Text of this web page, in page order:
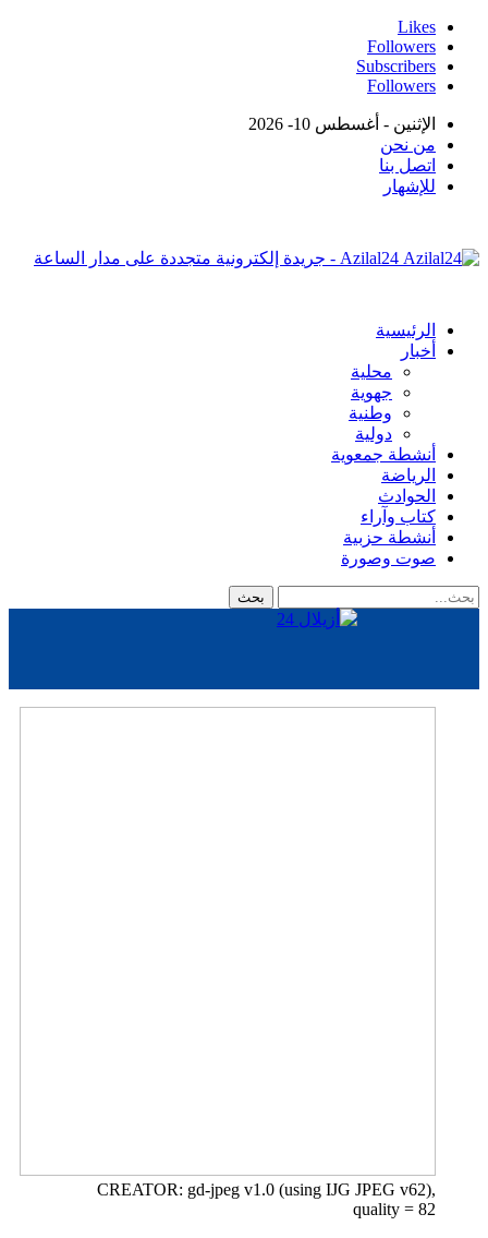
Likes
Followers
Subscribers
Followers
الإثنين - أغسطس 10- 2026
من نحن
اتصل بنا
للإشهار
Azilal24 - جريدة إلكترونية متجددة على مدار الساعة
الرئيسية
أخبار
محلية
جهوية
وطنية
دولية
أنشطة جمعوية
الرياضة
الحوادث
كتاب وآراء
أنشطة حزبية
صوت وصورة
CREATOR: gd-jpeg v1.0 (using IJG JPEG v62),
quality = 82